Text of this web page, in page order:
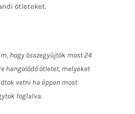
ötleteket.
hogy összegyűjtök most 24
hangolódó ötletet, melyeket
vetni ha éppen most
foglalva.